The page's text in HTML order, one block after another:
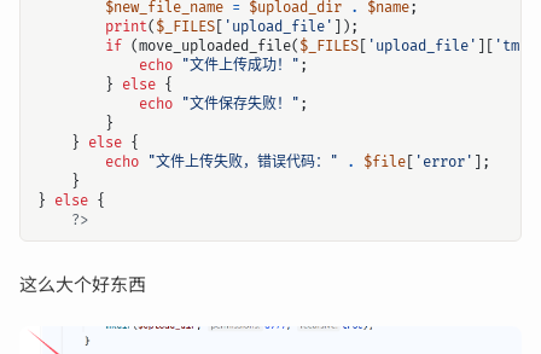
$new_file_name = $upload_dir . $name;
print( $_FILES 'upload_file'
]);
if (move_uploaded_file( $_FILES 'upload_file'
echo "文件上传成功！" ;
} else {
echo "文件保存失败！" ;
}
} else {
echo "文件上传失败，错误代码：" . $file 'error'
];
}
} else {
?>
这么大个好东西